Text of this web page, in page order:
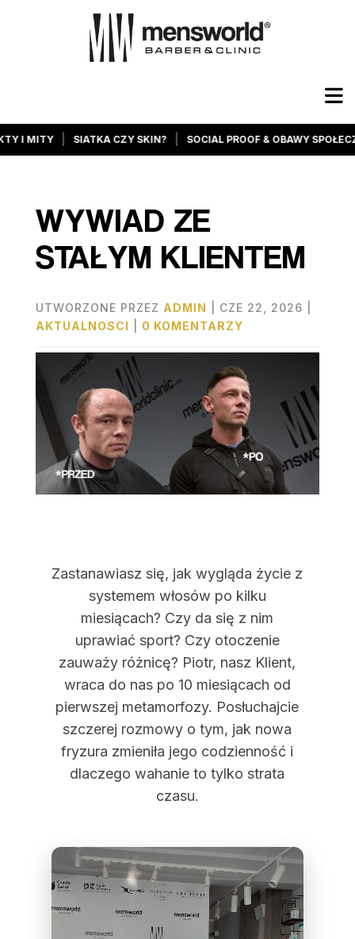
SIATKA CZY SKIN? | SOCIAL PROOF & OBAWY SPOŁECZNE |
WYWIAD ZE
STAŁYM KLIENTEM
UTWORZONE PRZEZ ADMIN CZE 22, 2026
AKTUALNOSCI
0 KOMENTARZY
Zastanawiasz się, jak wygląda życie z
systemem włosów po kilku
miesiącach? Czy da się z nim
uprawiać sport? Czy otoczenie
zauważy różnicę? Piotr, nasz Klient,
wraca do nas po 10 miesiącach od
pierwszej metamorfozy. Posłuchajcie
szczerej rozmowy o tym, jak nowa
fryzura zmieniła jego codzienność i
dlaczego wahanie to tylko strata
czasu.